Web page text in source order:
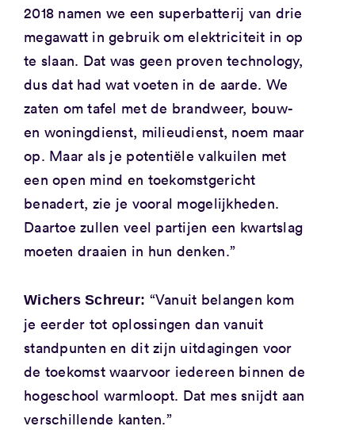
2018 namen we een superbatterij van drie
megawatt in gebruik om elektriciteit in op
te slaan. Dat was geen proven technology,
dus dat had wat voeten in de aarde. We
zaten om tafel met de brandweer, bouw-
en woningdienst, milieudienst, noem maar
op. Maar als je potentiële valkuilen met
een open mind en toekomstgericht
benadert, zie je vooral mogelijkheden.
Daartoe zullen veel partijen een kwartslag
moeten draaien in hun denken.”
Wichers Schreur: “Vanuit belangen kom
je eerder tot oplossingen dan vanuit
standpunten en dit zijn uitdagingen voor
de toekomst waarvoor iedereen binnen de
hogeschool warmloopt. Dat mes snijdt aan
verschillende kanten.”